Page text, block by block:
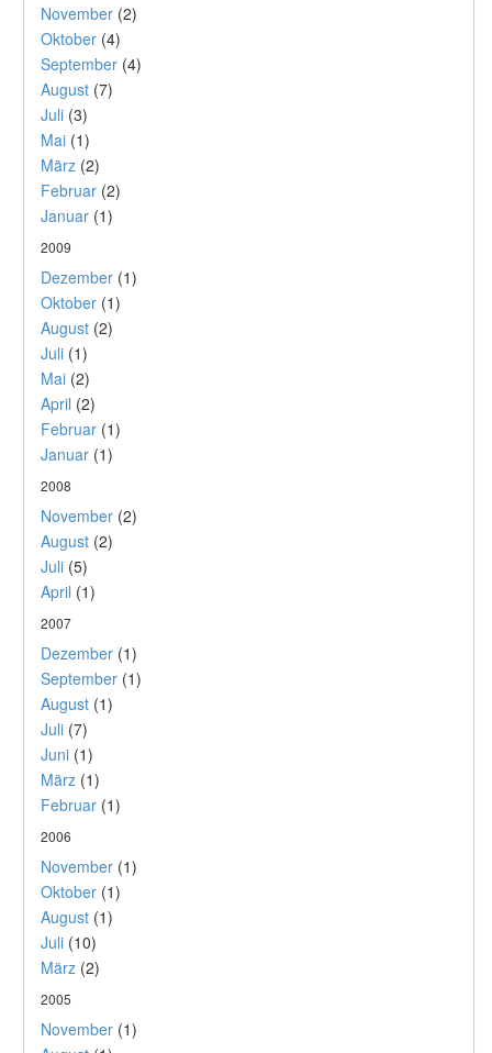
November (2)
Oktober (4)
September (4)
August (7)
Juli (3)
Mai (1)
März (2)
Februar (2)
Januar (1)
2009
Dezember (1)
Oktober (1)
August (2)
Juli (1)
Mai (2)
April (2)
Februar (1)
Januar (1)
2008
November (2)
August (2)
Juli (5)
April (1)
2007
Dezember (1)
September (1)
August (1)
Juli (7)
Juni (1)
März (1)
Februar (1)
2006
November (1)
Oktober (1)
August (1)
Juli (10)
März (2)
2005
November (1)